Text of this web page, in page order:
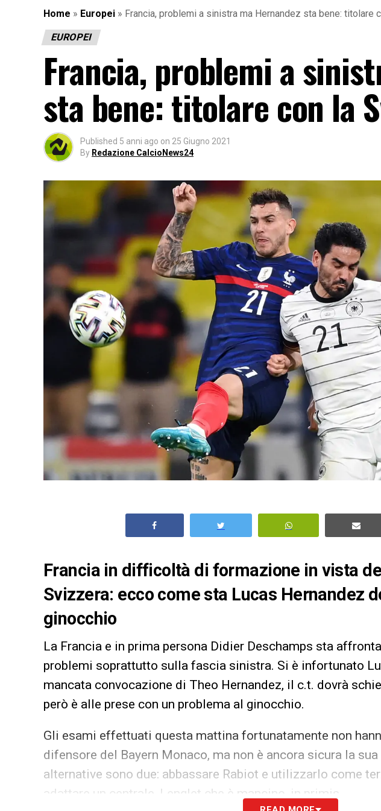
Home » Europei » Francia, problemi a sinistra ma Hernandez sta bene: titolare
EUROPEI
Francia, problemi a
sta bene: titolare con la
Published 5 anni ago on 25 Giugno 2021
By Redazione CalcioNews24
Francia in difficoltà di formazione in vista
Svizzera: ecco come sta Lucas Hernandez
ginocchio
La Francia e in prima persona Didier Deschamps sta
problemi soprattutto sulla fascia sinistra. Si è infortunato
mancata convocazione di Theo Hernandez, il c.t. dovrà
però è alle prese con un problema al ginocchio.
Gli esami effettuati questa mattina fortunatamente non
difensore del Bayern Monaco, ma non è ancora sicura la sua
alternative sono due: abbassare Rabiot e utilizzarlo come
adattare un centrale, Lenglet che è mancino, in primis.